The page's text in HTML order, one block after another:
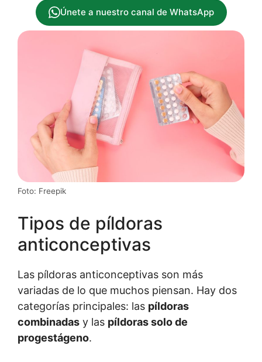
Únete a nuestro canal de WhatsApp
Foto: Freepik
Tipos de píldoras
anticonceptivas
Las píldoras anticonceptivas son más
variadas de lo que muchos piensan. Hay dos
categorías principales: las píldoras
combinadas y las píldoras solo de
progestágeno.